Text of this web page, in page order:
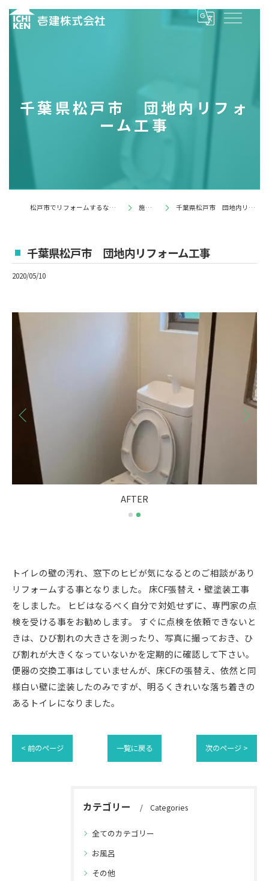
千葉県松戸市 団地内リフォ
ーム工事
松戸市でリフォームするなら壱建株式会社 施工事例 千葉県松戸市 団地内リフォーム工事
千葉県松戸市 団地内リフォーム工事
2020/05/10
AFTER
トイレの壁の汚れ、窓下のヒビが気になるとのご相談があり
リフォームする事となりました。 床CF張替え・壁塗装工事
をしました。 ヒビはなるべく自分で対処せずに、専門家の点
検を受ける事をお勧めします。 すぐに点検を依頼できないと
きは、ひび割れの大きさを測ったり、写真に撮っておき、ひ
び割れが大きくなっていないかを定期的に確認して下さい。
便器の交換工事はしていませんが、床CFの張替え、依然と同
様白い壁に塗装したのみですが、明るくきれいな落ち着きの
あるトイレになりました。
< 前のページ 一覧に戻る 次のページ >
カテゴリー Categories
全てのカテゴリー
お風呂
その他